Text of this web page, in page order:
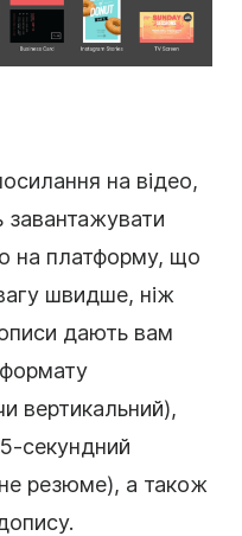
на відео,
на платформу, що
швидше, ніж
дають вам
вертикальний),
секундний
резюме), а також